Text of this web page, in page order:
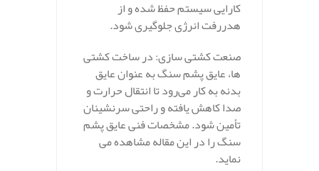
کارایی سیستم حفظ شده و از
هدررفت انرژی جلوگیری شود.
صنعت کشتی‌ سازی: در ساخت کشتی‌
ها، عایق پشم سنگ به عنوان عایق
بدنه به کار می‌رود تا انتقال حرارت و
صدا کاهش یافته و راحتی سرنشینان
تأمین شود. مشخصات فنی عایق پشم
سنگ را در این مقاله مشاهده می
نماید.